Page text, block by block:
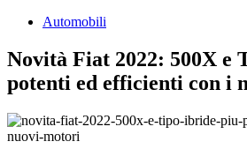
Automobili
Novità Fiat 2022: 500X e
potenti ed efficienti con i